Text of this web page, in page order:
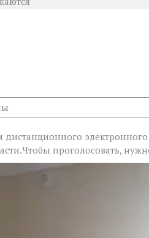
дистанционного
проголосовать,